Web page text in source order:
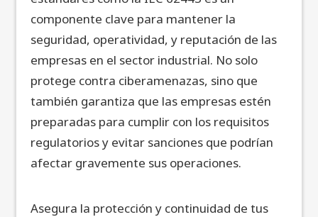
componente clave para mantener la
seguridad, operatividad, y reputación de las
empresas en el sector industrial. No solo
protege contra ciberamenazas, sino que
también garantiza que las empresas estén
preparadas para cumplir con los requisitos
regulatorios y evitar sanciones que podrían
afectar gravemente sus operaciones.
Asegura la protección y continuidad de tus